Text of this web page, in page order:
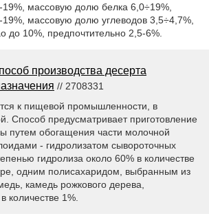
19%, массовую долю белка 6,0÷19%,
19%, массовую долю углеводов 3,5÷4,7%,
до 10%, предпочтительно 2,5-6%.
производства десерта
// 2708331
к пищевой промышленности, в
Способ предусматривает приготовление
путем обогащения части молочной
- гидролизатом сывороточных
гидролиза около 60% в количестве
одним полисахаридом, выбранным из
камедь рожкового дерева,
количестве 1%.